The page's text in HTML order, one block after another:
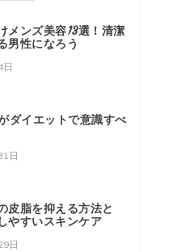
メンズ美容13選！清潔
男性になろう
ダイエットで意識すべ
日
皮脂を抑える方法と
やすいスキンケア
日